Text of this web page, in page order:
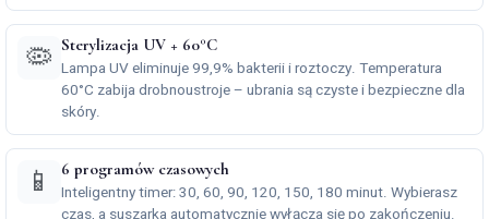
🦠 Sterylizacja UV + 60°C
Lampa UV eliminuje 99,9% bakterii i roztoczy. Temperatura
60°C zabija drobnoustroje – ubrania są czyste i bezpieczne dla
skóry.
📱 6 programów czasowych
Inteligentny timer: 30, 60, 90, 120, 150, 180 minut. Wybierasz
czas, a suszarka automatycznie wyłącza się po zakończeniu.